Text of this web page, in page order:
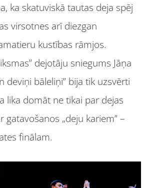
ka skatuviskā tautas deja spēj
virsotnes arī diezgan
kustības rāmjos.
dejotāju sniegums Jāņa
deviņi bāleliņi” bija tik uzsvērti
lika domāt ne tikai par dejas
gatavošanos „deju kariem” –
finālam.